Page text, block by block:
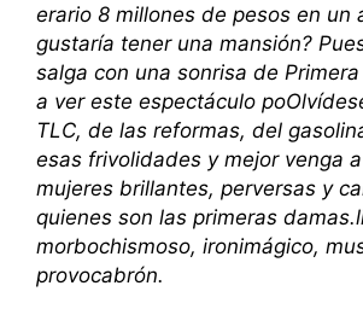
erario 8 millones de pesos en un
gustaría tener una mansión?
salga con una sonrisa de
a ver este espectáculo
TLC, de las reformas, del
esas frivolidades y mejor venga
mujeres brillantes, perversas y
quienes son las primeras
morbochismoso, ironimágico,
provocabrón.